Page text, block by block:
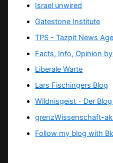
Israel unwired
Gatestone Institute
TPS -Tazpit News
Facts, Info, Opinion
Liberale Warte
Lars Fischingers Blog
Wildnisgeist - Der
grenzWissenschaft-
Follow my blog with